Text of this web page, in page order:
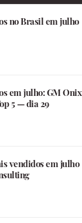
no Brasil em julho
em julho: GM Onix
5 — dia 29
vendidos em julho